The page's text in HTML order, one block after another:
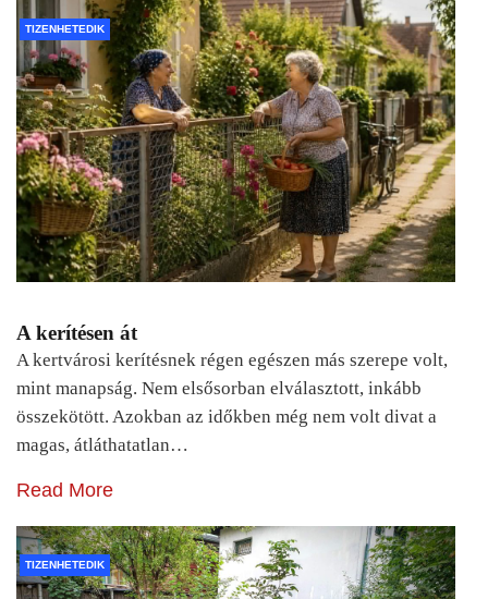
TIZENHETEDIK
A kerítésen át
A kertvárosi kerítésnek régen egészen más szerepe volt,
mint manapság. Nem elsősorban elválasztott, inkább
összekötött. Azokban az időkben még nem volt divat a
magas, átláthatatlan…
Read More
TIZENHETEDIK